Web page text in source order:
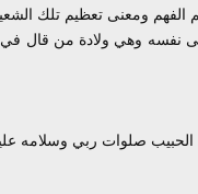
الفهم ومعنى تعظيم تلك
نفسه وهي ولادة من قال
صلوات ربي وسلامه